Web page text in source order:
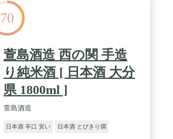
70
萱島酒造 西の関 手造
り純米酒 [ 日本酒 大分
県 1800ml ]
萱島酒造
日本酒 辛口 安い 日本酒 とびきり燗